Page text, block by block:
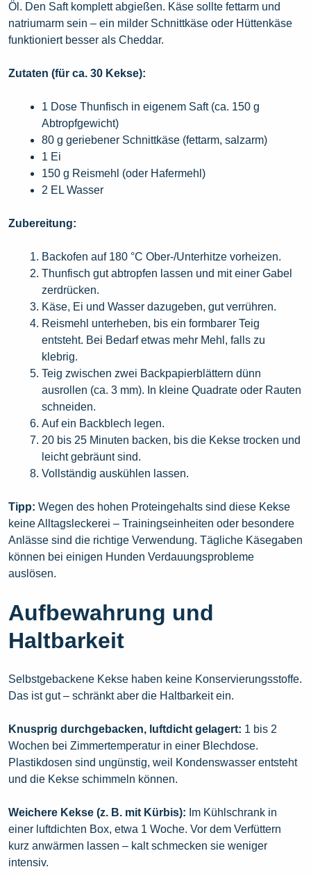
Öl. Den Saft komplett abgießen. Käse sollte fettarm und
natriumarm sein – ein milder Schnittkäse oder Hüttenkäse
funktioniert besser als Cheddar.
Zutaten (für ca. 30 Kekse):
1 Dose Thunfisch in eigenem Saft (ca. 150 g
Abtropfgewicht)
80 g geriebener Schnittkäse (fettarm, salzarm)
1 Ei
150 g Reismehl (oder Hafermehl)
2 EL Wasser
Zubereitung:
Backofen auf 180 °C Ober-/Unterhitze vorheizen.
Thunfisch gut abtropfen lassen und mit einer Gabel
zerdrücken.
Käse, Ei und Wasser dazugeben, gut verrühren.
Reismehl unterheben, bis ein formbarer Teig
entsteht. Bei Bedarf etwas mehr Mehl, falls zu
klebrig.
Teig zwischen zwei Backpapierblättern dünn
ausrollen (ca. 3 mm). In kleine Quadrate oder Rauten
schneiden.
Auf ein Backblech legen.
20 bis 25 Minuten backen, bis die Kekse trocken und
leicht gebräunt sind.
Vollständig auskühlen lassen.
Tipp: Wegen des hohen Proteingehalts sind diese Kekse
keine Alltagsleckerei – Trainingseinheiten oder besondere
Anlässe sind die richtige Verwendung. Tägliche Käsegaben
können bei einigen Hunden Verdauungsprobleme
auslösen.
Aufbewahrung und
Haltbarkeit
Selbstgebackene Kekse haben keine Konservierungsstoffe.
Das ist gut – schränkt aber die Haltbarkeit ein.
Knusprig durchgebacken, luftdicht gelagert: 1 bis 2
Wochen bei Zimmertemperatur in einer Blechdose.
Plastikdosen sind ungünstig, weil Kondenswasser entsteht
und die Kekse schimmeln können.
Weichere Kekse (z. B. mit Kürbis): Im Kühlschrank in
einer luftdichten Box, etwa 1 Woche. Vor dem Verfüttern
kurz anwärmen lassen – kalt schmecken sie weniger
intensiv.